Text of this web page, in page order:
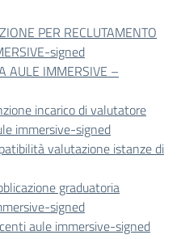
PER RECLUTAMENTO
signed
AULE IMMERSIVE –
incarico di valutatore
immersive-signed
valutazione istanze di
graduatoria
signed
aule immersive-signed